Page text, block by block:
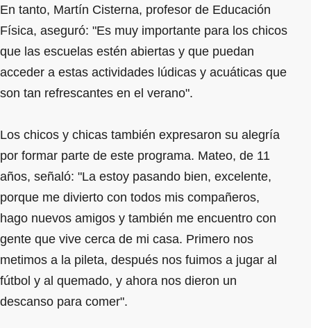
En tanto, Martín Cisterna, profesor de Educación
Física, aseguró: "Es muy importante para los chicos
que las escuelas estén abiertas y que puedan
acceder a estas actividades lúdicas y acuáticas que
son tan refrescantes en el verano".
Los chicos y chicas también expresaron su alegría
por formar parte de este programa. Mateo, de 11
años, señaló: "La estoy pasando bien, excelente,
porque me divierto con todos mis compañeros,
hago nuevos amigos y también me encuentro con
gente que vive cerca de mi casa. Primero nos
metimos a la pileta, después nos fuimos a jugar al
fútbol y al quemado, y ahora nos dieron un
descanso para comer".